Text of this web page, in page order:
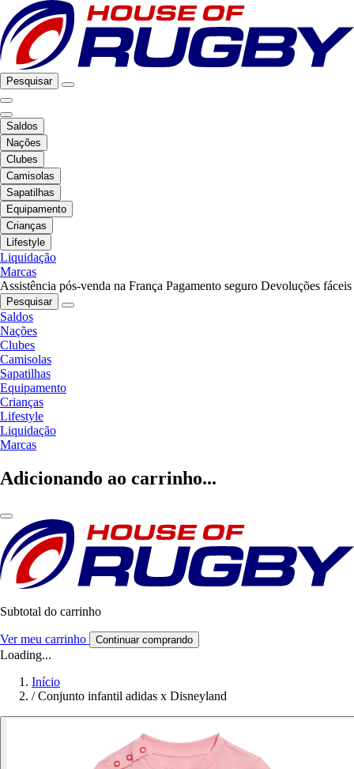
Pesquisar
Saldos
Nações
Clubes
Camisolas
Sapatilhas
Equipamento
Crianças
Lifestyle
Liquidação
Marcas
Assistência pós-venda na França Pagamento seguro Devoluções fáceis
Pesquisar
Saldos
Nações
Clubes
Camisolas
Sapatilhas
Equipamento
Crianças
Lifestyle
Liquidação
Marcas
Adicionando ao carrinho...
Subtotal do carrinho
Ver meu carrinho Continuar comprando
Loading...
Início
/ Conjunto infantil adidas x Disneyland